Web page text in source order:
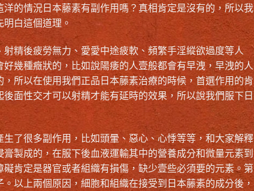
的情況日本藤素有副作用嗎？真相肯定是沒有的，所以我
白這個道理。
精後疲勞無力、愛愛中途疲軟、頻繁手淫縱欲過度等人
幾種癥狀的，比如說陽痿的人壹般都會有早洩，早洩的人
，所以在使用我們正品日本藤素治療的時候，首選作用的肯
面性交才可以射精才能有延時的效果，所以說我們服下日
生了很多副作用，比如頭暈、惡心、心悸等等，和大家解釋
製成的，在服下後血液運輸其中的營養成分和微量元素到
肯定是器官或者組織有損傷，缺少壹些必須要的元素。第
以上兩個原因，細胞和組織在接受到日本藤素的成分後，